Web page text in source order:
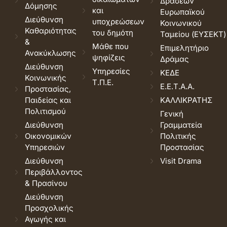
Δόμησης
Διεύθυνση
Καθαριότητας
&
Ανακύκλωσης
Διεύθυνση
Κοινωνικής
Προστασίας,
Παιδείας και
Πολιτισμού
Διεύθυνση
Οικονομικών
Υπηρεσιών
Διεύθυνση
Περιβάλλοντος
& Πρασίνου
Διεύθυνση
Προσχολικής
Αγωγής και
και
υποχρεώσεων
του δημότη
Μάθε που
ψηφίζεις
Υπηρεσίες
Τ.Π.Ε.
Ευρωπαϊκού
Κοινωνικού
Ταμείου (ΕΥΣΕΚΤ)
Επιμελητήριο
Δράμας
ΚΕΔΕ
Ε.Ε.Τ.Α.Α.
ΚΑΛΛΙΚΡΑΤΗΣ
Γενική
Γραμματεία
Πολιτικής
Προστασίας
Visit Drama